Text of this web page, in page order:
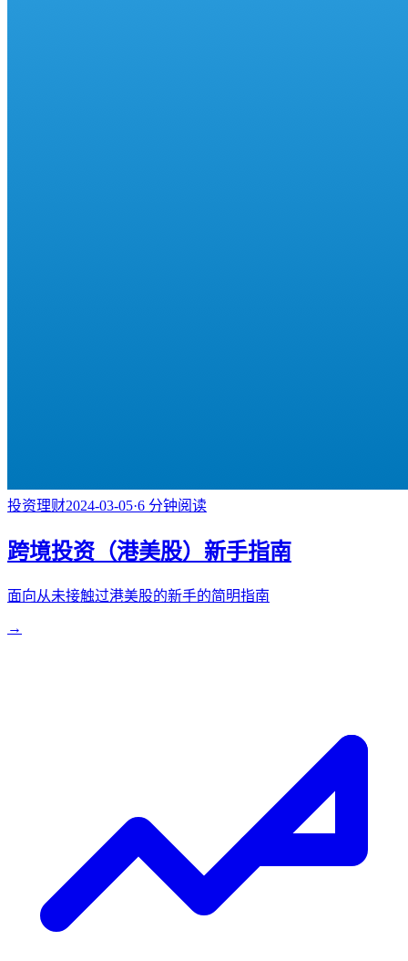
投资理财2024-03-05·6 分钟阅读
跨境投资（港美股）新手指南
面向从未接触过港美股的新手的简明指南
→